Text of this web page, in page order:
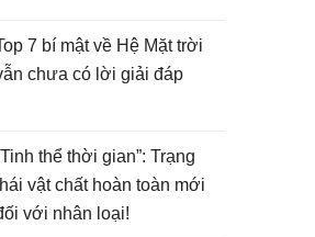
7 bí mật về Hệ Mặt trời
chưa có lời giải đáp
thể thời gian”: Trạng
vật chất hoàn toàn mới
với nhân loại!